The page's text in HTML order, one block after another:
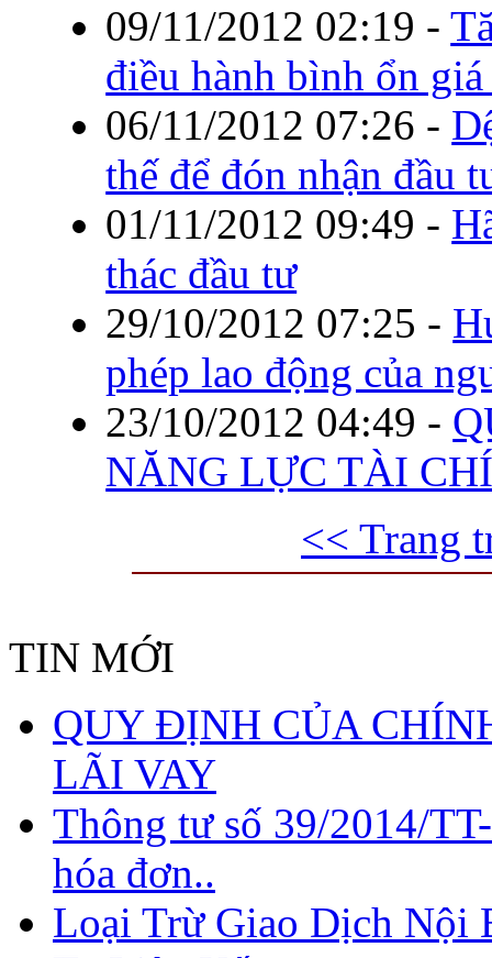
09/11/2012 02:19 -
điều hành bình ổn
06/11/2012 07:26 -
thế để đón nhận đầu
01/11/2012 09:49 -
thác đầu tư
29/10/2012 07:25 -
phép lao động của
23/10/2012 04:49 -
NĂNG LỰC TÀI
<< Trang
TIN MỚI
QUY ĐỊNH CỦA
LÃI VAY
Thông tư số 39/2014/
hóa đơn..
Loại Trừ Giao Dịch Nội